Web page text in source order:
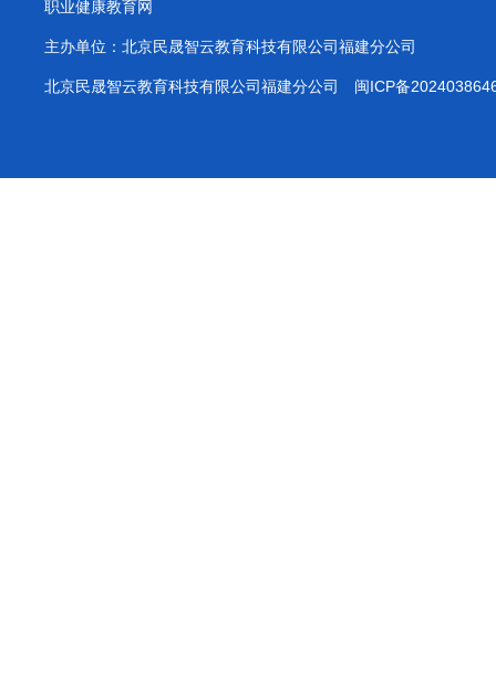
职业健康教育网
主办单位：北京民晟智云教育科技有限公司福建分公司
北京民晟智云教育科技有限公司福建分公司 闽ICP备